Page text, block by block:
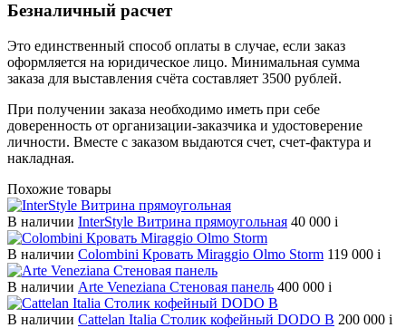
Безналичный расчет
Это единственный способ оплаты в случае, если заказ
оформляется на юридическое лицо. Минимальная сумма
заказа для выставления счёта составляет 3500 рублей.
При получении заказа необходимо иметь при себе
доверенность от организации-заказчика и удостоверение
личности. Вместе с заказом выдаются счет, счет-фактура и
накладная.
Похожие товары
В наличии InterStyle Витрина прямоугольная 40 000 i
В наличии Colombini Кровать Miraggio Olmo Storm 119 000 i
В наличии Arte Veneziana Cтеновая панель 400 000 i
В наличии Cattelan Italia Столик кофейный DODO B 200 000 i